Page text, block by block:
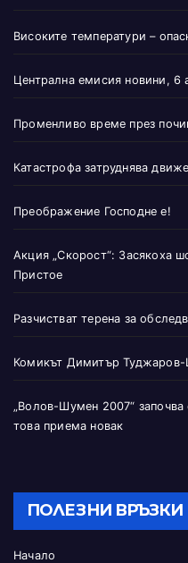
Високите температури –
Централна емисия новини, 6
Променливо време през
Катастрофа затруднява
Преображение Господне е!
Акция „Скорост“: Засякоха
Пристое
Разчистват терена за
Комикът Димитър Туджаров-
„Волов-Шумен 2007“ започва
това приема новак
ПОЛЕЗНИ ВРЪЗКИ
Начало